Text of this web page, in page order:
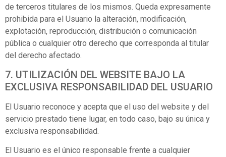
de terceros titulares de los mismos. Queda expresamente
prohibida para el Usuario la alteración, modificación,
explotación, reproducción, distribución o comunicación
pública o cualquier otro derecho que corresponda al titular
del derecho afectado.
7. UTILIZACIÓN DEL WEBSITE BAJO LA
EXCLUSIVA RESPONSABILIDAD DEL USUARIO
El Usuario reconoce y acepta que el uso del website y del
servicio prestado tiene lugar, en todo caso, bajo su única y
exclusiva responsabilidad.
El Usuario es el único responsable frente a cualquier